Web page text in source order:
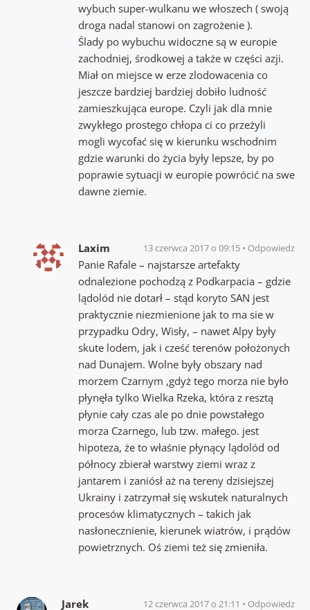
wybuch super-wulkanu we włoszech ( swoją
droga nadal stanowi on zagrożenie ).
Ślady po wybuchu widoczne są w europie
zachodniej, środkowej a także w części azji.
Miał on miejsce w erze zlodowacenia co
jeszcze bardziej bardziej dobiło ludność
zamieszkująca europe. Czyli jak dla mnie
zwykłego prostego chłopa ci co przeżyli
mogli wycofać się w kierunku wschodnim
gdzie warunki do życia były lepsze, by po
poprawie sytuacji w europie powrócić na swe
dawne ziemie.
Laxim 13 czerwca 2017 o 09:15 Odpowiedz
Panie Rafale – najstarsze artefakty
odnalezione pochodzą z Podkarpacia – gdzie
lądolód nie dotarł – stąd koryto SAN jest
praktycznie niezmienione jak to ma sie w
przypadku Odry, Wisły, – nawet Alpy były
skute lodem, jak i cześć terenów położonych
nad Dunajem. Wolne były obszary nad
morzem Czarnym ,gdyż tego morza nie było
płynęła tylko Wielka Rzeka, która z resztą
płynie cały czas ale po dnie powstałego
morza Czarnego, lub tzw. małego. jest
hipoteza, że to właśnie płynący lądolód od
północy zbierał warstwy ziemi wraz z
jantarem i zaniósł aż na tereny dzisiejszej
Ukrainy i zatrzymał się wskutek naturalnych
procesów klimatycznych – takich jak
nasłonecznienie, kierunek wiatrów, i prądów
powietrznych. Oś ziemi też się zmieniła.
Jarek 12 czerwca 2017 o 21:11 Odpowiedz